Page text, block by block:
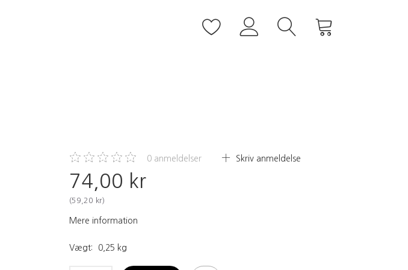
0 anmeldelser Skriv anmeldelse
74,00 kr
(59,20 kr)
Mere information
Vægt: 0,25 kg